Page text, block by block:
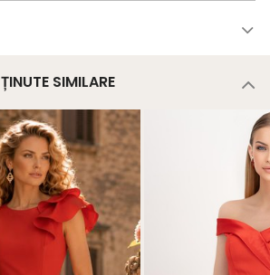
ȚINUTE SIMILARE